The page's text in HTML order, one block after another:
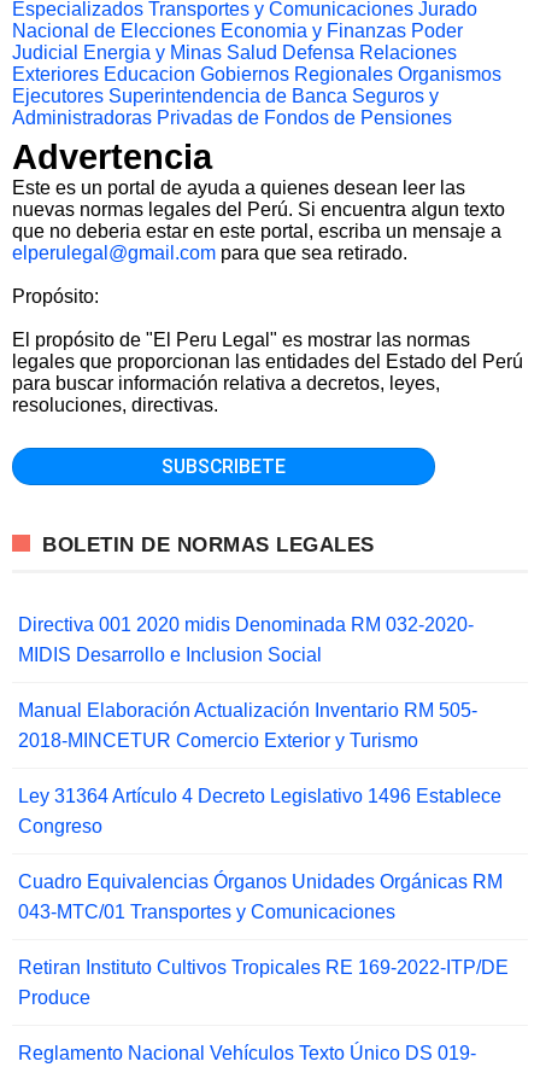
Especializados Transportes y Comunicaciones Jurado
Nacional de Elecciones Economia y Finanzas Poder
Judicial
Energia y Minas Salud Defensa Relaciones
Exteriores Educacion Gobiernos Regionales Organismos
Ejecutores Superintendencia de Banca Seguros y
Administradoras Privadas de Fondos de Pensiones
Advertencia
Este es un portal de ayuda a quienes desean leer las
nuevas normas legales del Perú. Si encuentra algun texto
que no deberia estar en este portal, escriba un mensaje a
elperulegal@gmail.com para que sea retirado.
Propósito:
El propósito de "El Peru Legal" es mostrar las normas
legales que proporcionan las entidades del Estado del Perú
para buscar información relativa a decretos, leyes,
resoluciones, directivas.
BOLETIN DE NORMAS LEGALES
Directiva 001 2020 midis Denominada RM 032-2020-
MIDIS Desarrollo e Inclusion Social
Manual Elaboración Actualización Inventario RM 505-
2018-MINCETUR Comercio Exterior y Turismo
Ley 31364 Artículo 4 Decreto Legislativo 1496 Establece
Congreso
Cuadro Equivalencias Órganos Unidades Orgánicas RM
043-MTC/01 Transportes y Comunicaciones
Retiran Instituto Cultivos Tropicales RE 169-2022-ITP/DE
Produce
Reglamento Nacional Vehículos Texto Único DS 019-